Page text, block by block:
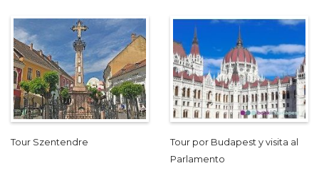
Tour Szentendre
Tour por Budapest y visita al
Parlamento